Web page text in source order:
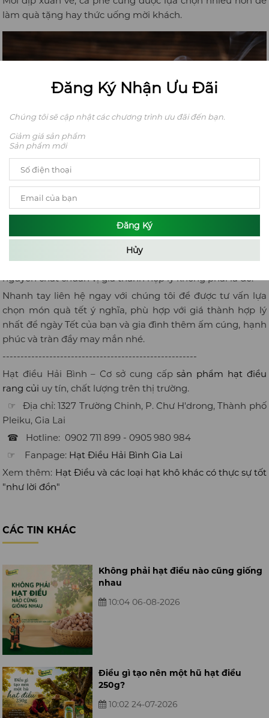
làm quà tặng hay thức uống mời khách.
Cà phê Việt Nam là món quà tết ý nghĩa, nhưng cần đảm
bảo chất lượng và tốt cho sức khỏe, mà để lựa chọn cà phê
nguyên chất chuẩn vị giá thành hợp lý không phải là dễ.
Nhanh tay liên hệ ngay với chúng tôi để được tư vấn lựa
chọn món quà tết ý nghĩa, phù hợp với giá thành hợp lý
nhất để ngày Tết của bạn và gia đình thêm ấm cúng, hạnh
phúc và tràn đầy may mắn nhé.
------------------------------------------------------
Hạt điều Hải Bình – Cơ sở cung cấpsản phẩm hạt điều
rang củi uy tín, chất lượng trên thị trường.
☞ Địa chỉ: 1327 Trường Chinh, P. Chư H'drong, Thành phố
Pleiku, Gia Lai
☎ Hotline: 0902 711 899 - 0905 980 984
☞ Fanpage: Hạt Điều Hải Bình Gia Lai
Xem thêm: Hạt Điều và các loại hạt khô khác có thực sự tốt
"như lời đồn"
CÁC TIN KHÁC
Không phải hạt điều nào cũng giống
nhau
10:04 06-08-2026
Điều gì tạo nên một hũ hạt điều
250g?
10:02 24-07-2026
Đăng Ký Nhận Ưu Đãi
Chúng tôi sẽ cập nhật các chương trình ưu đãi đến bạn.
Giảm giá sản phẩm
Sản phẩm mới
Đăng Ký
Hủy